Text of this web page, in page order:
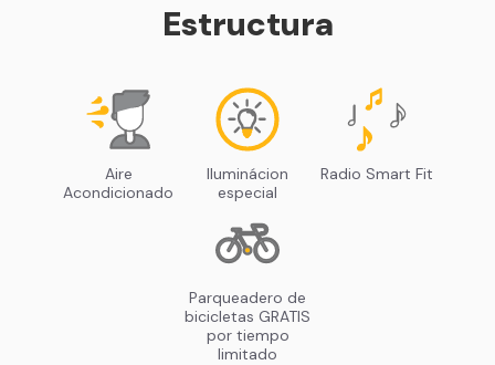
Estructura
Aire
Acondicionado
Iluminácion
especial
Radio Smart Fit
Parqueadero de
bicicletas GRATIS
por tiempo
limitado